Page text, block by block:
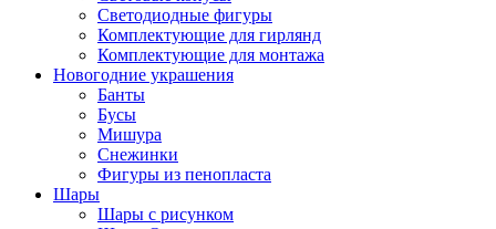
Светодиодные фигуры
Комплектующие для гирлянд
Комплектующие для монтажа
Новогодние украшения
Банты
Бусы
Мишура
Снежинки
Фигуры из пенопласта
Шары
Шары с рисунком